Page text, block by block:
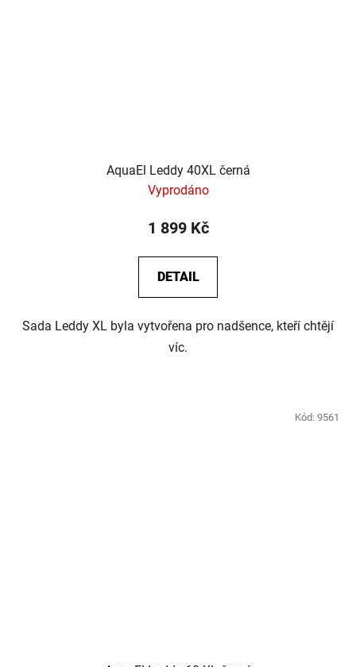
AquaEl Leddy 40XL černá
Vyprodáno
1 899 Kč
DETAIL
Sada Leddy XL byla vytvořena pro nadšence, kteří chtějí
víc.
Kód: 9561